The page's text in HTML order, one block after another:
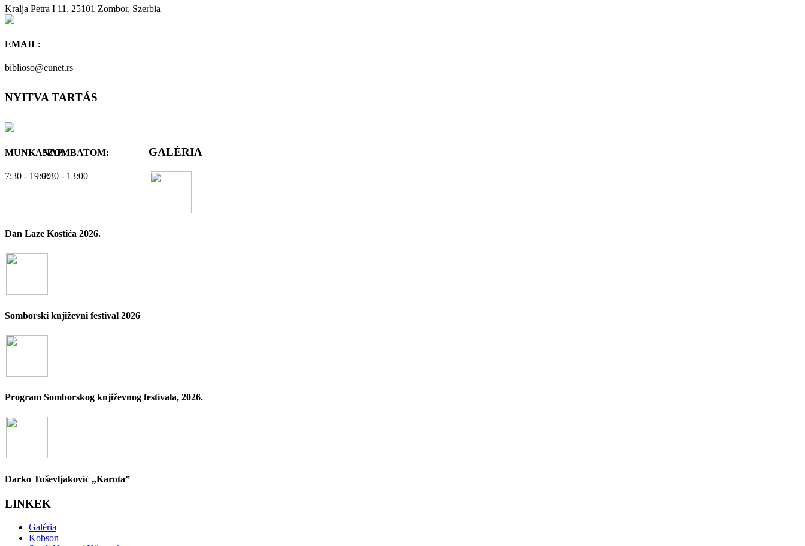
Kralja Petra I 11, 25101 Zombor, Szerbia
EMAIL:
biblioso@eunet.rs
NYITVA TARTÁS
MUNKANAP:
7:30 - 19:00
SZOMBATOM:
7:30 - 13:00
GALÉRIA
Dan Laze Kostića 2026.
Somborski književni festival 2026
Program Somborskog književnog festivala, 2026.
Darko Tuševljaković „Karota”
LINKEK
Galéria
Kobson